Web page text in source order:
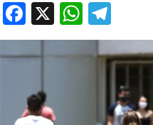
Facebook
X